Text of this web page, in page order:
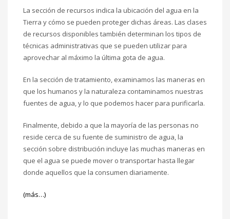
La sección de recursos indica la ubicación del agua en la
Tierra y cómo se pueden proteger dichas áreas. Las clases
de recursos disponibles también determinan los tipos de
técnicas administrativas que se pueden utilizar para
aprovechar al máximo la última gota de agua.
En la sección de tratamiento, examinamos las maneras en
que los humanos y la naturaleza contaminamos nuestras
fuentes de agua, y lo que podemos hacer para purificarla.
Finalmente, debido a que la mayoría de las personas no
reside cerca de su fuente de suministro de agua, la
sección sobre distribución incluye las muchas maneras en
que el agua se puede mover o transportar hasta llegar
donde aquellos que la consumen diariamente.
(más…)